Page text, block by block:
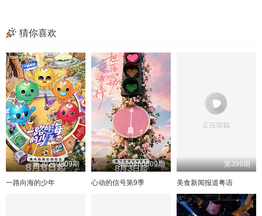
20240802
20240807 20240808 20240809
20240811 20240812 20240813
20240815 20240816 20240817 20240818
20240819 20240820 20240821 20240822
20240823 20240824 20240825
20240827 20240828 20240829 20240830
20240906 20240907
20240805
20240809 20240810 20240811
20240813 20240814 20240815
20240817 20240818 20240819 20240820
20240821 20240822 20240823 20240824
20240826 20240827 20240828
20240830 20240831 20240901 20240902
20240909 20240910
猜你喜欢
第20260809期
一路向海的少年
第20260809期
心动的信号第9季
第399期
美食新闻报道粤语